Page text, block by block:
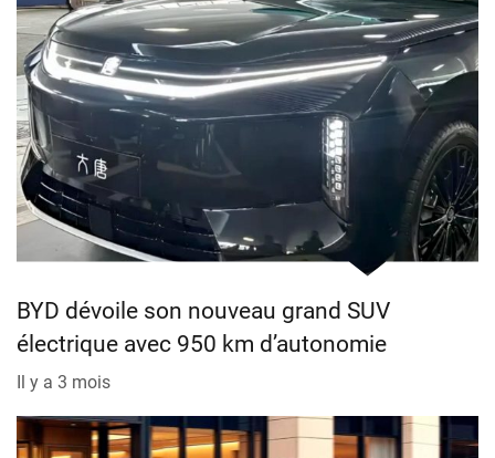
BYD dévoile son nouveau grand SUV
électrique avec 950 km d’autonomie
Il y a 3 mois